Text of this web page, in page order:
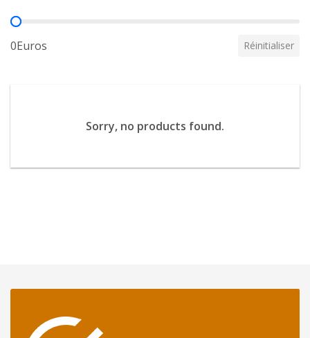
Prix
0Euros Réinitialiser
Sorry, no products found.